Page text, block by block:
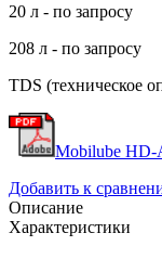
20 л - по запросу
208 л - по запросу
TDS (техническое
Mobilube HD-
Добавить к
Описание
Характеристики